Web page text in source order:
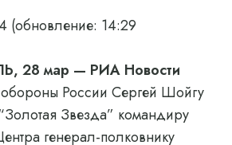
(обновление: 14:29
28 мар — РИА Новости
России Сергей Шойгу
Звезда” командиру
генерал-полковнику